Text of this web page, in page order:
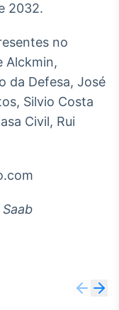
2032.
no
Alckmin,
da Defesa, José
Silvio Costa
Civil, Rui